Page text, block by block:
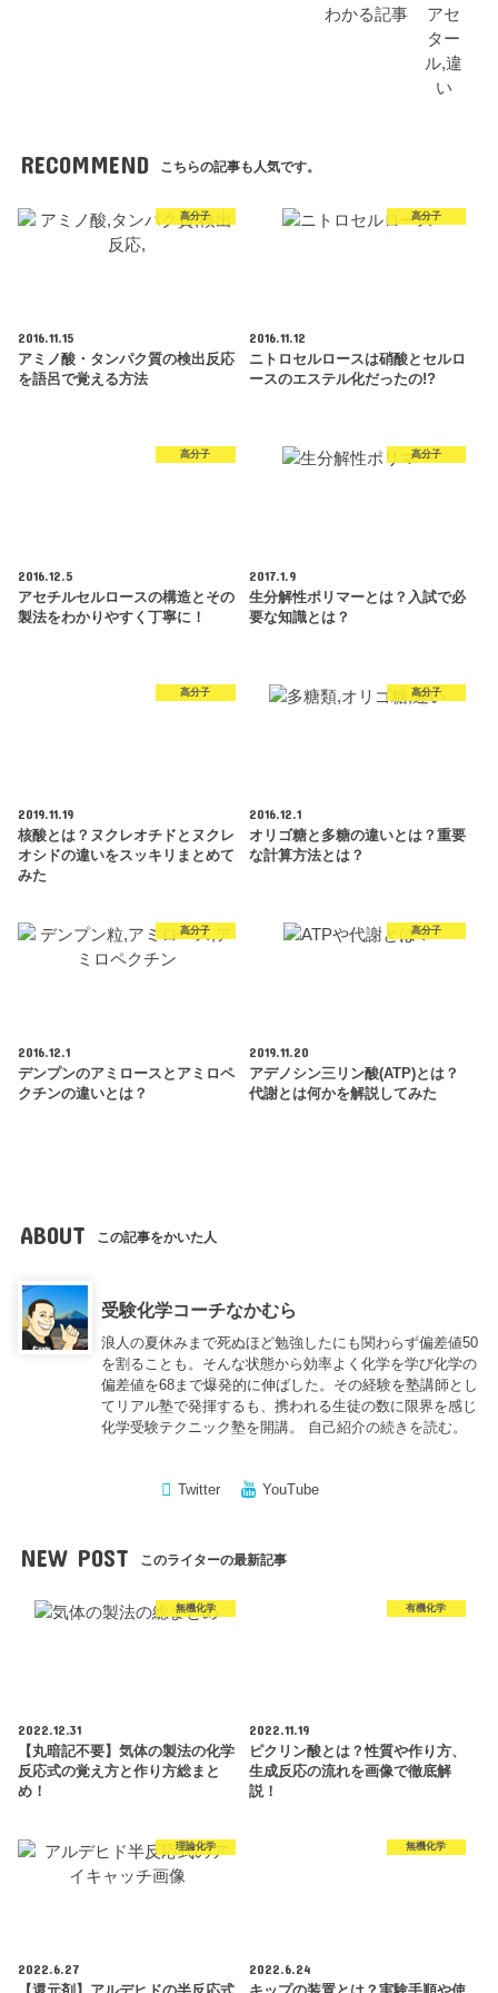
わかる記事
RECOMMEND こちらの記事も人気です。
高分子
2016.11.15
アミノ酸・タンパク質の検出反応
を語呂で覚える方法
高分子
2016.11.12
ニトロセルロースは硝酸とセルロ
ースのエステル化だったの!?
高分子
2016.12.5
アセチルセルロースの構造とその
製法をわかりやすく丁寧に！
高分子
2017.1.9
生分解性ポリマーとは？入試で必
要な知識とは？
高分子
2019.11.19
核酸とは？ヌクレオチドとヌクレ
オシドの違いをスッキリまとめて
みた
高分子
2016.12.1
オリゴ糖と多糖の違いとは？重要
な計算方法とは？
高分子
2016.12.1
デンプンのアミロースとアミロペ
クチンの違いとは？
高分子
2019.11.20
アデノシン三リン酸(ATP)とは？
代謝とは何かを解説してみた
ABOUT この記事をかいた人
受験化学コーチなかむら
浪人の夏休みまで死ぬほど勉強したにも関わらず偏差値50
を割ることも。そんな状態から効率よく化学を学び化学の
偏差値を68まで爆発的に伸ばした。その経験を塾講師とし
てリアル塾で発揮するも、携われる生徒の数に限界を感じ
化学受験テクニック塾を開講。 自己紹介の続きを読む。
Twitter YouTube
NEW POST このライターの最新記事
無機化学
2022.12.31
【丸暗記不要】気体の製法の化学
反応式の覚え方と作り方総まと
め！
有機化学
2022.11.19
ピクリン酸とは？性質や作り方、
生成反応の流れを画像で徹底解
説！
理論化学
2022.6.27
無機化学
2022.6.24